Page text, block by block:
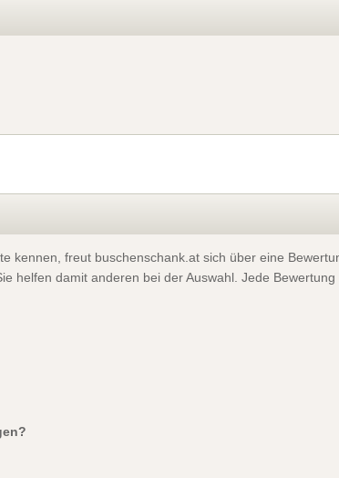
kennen, freut buschenschank.at sich über eine
helfen damit anderen bei der Auswahl. Jede Bewertung